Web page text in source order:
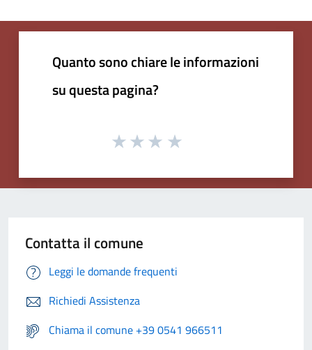
Quanto sono chiare le informazioni
su questa pagina?
Contatta il comune
Leggi le domande frequenti
Richiedi Assistenza
Chiama il comune +39 0541 966511